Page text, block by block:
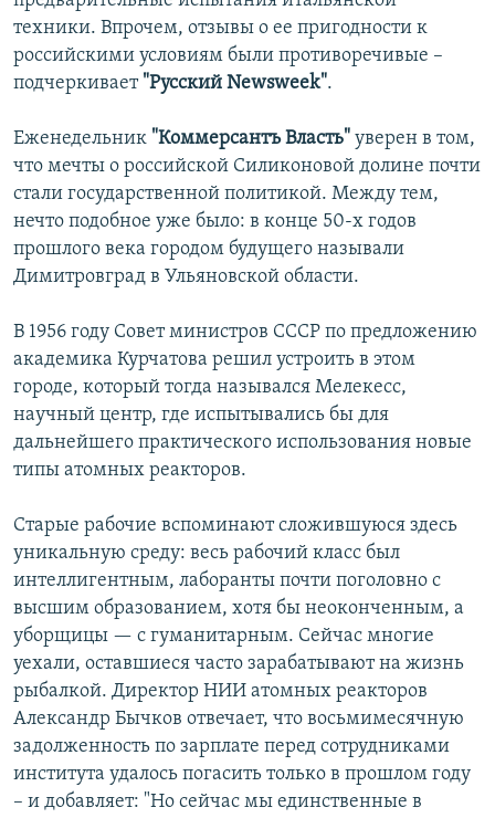
техники. Впрочем, отзывы о ее пригодности к
российскими условиям были противоречивые –
подчеркивает "Русский Newsweek".
Еженедельник "Коммерсантъ Власть" уверен в том,
что мечты о российской Силиконовой долине почти
стали государственной политикой. Между тем,
нечто подобное уже было: в конце 50-х годов
прошлого века городом будущего называли
Димитровград в Ульяновской области.
В 1956 году Совет министров СССР по предложению
академика Курчатова решил устроить в этом
городе, который тогда назывался Мелекесс,
научный центр, где испытывались бы для
дальнейшего практического использования новые
типы атомных реакторов.
Старые рабочие вспоминают сложившуюся здесь
уникальную среду: весь рабочий класс был
интеллигентным, лаборанты почти поголовно с
высшим образованием, хотя бы неоконченным, а
уборщицы — с гуманитарным. Сейчас многие
уехали, оставшиеся часто зарабатывают на жизнь
рыбалкой. Директор НИИ атомных реакторов
Александр Бычков отвечает, что восьмимесячную
задолженность по зарплате перед сотрудниками
института удалось погасить только в прошлом году
– и добавляет: "Но сейчас мы единственные в